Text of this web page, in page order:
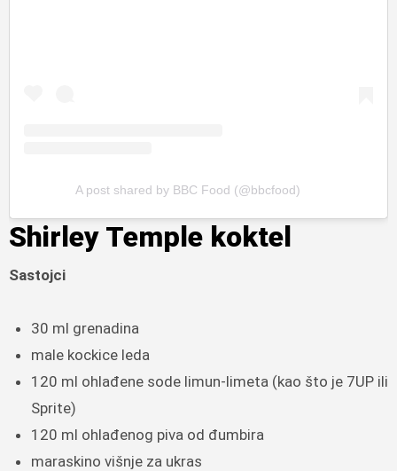
A post shared by BBC Food (@bbcfood)
Shirley Temple koktel
Sastojci
30 ml grenadina
male kockice leda
120 ml ohlađene sode limun-limeta (kao što je 7UP ili
Sprite)
120 ml ohlađenog piva od đumbira
maraskino višnje za ukras